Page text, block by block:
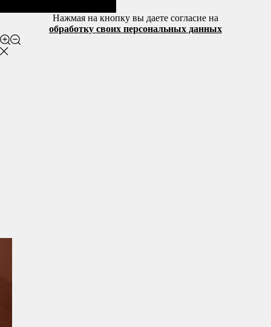
Нажмая на кнопку вы даете согласие на
обработку своих персональных данных